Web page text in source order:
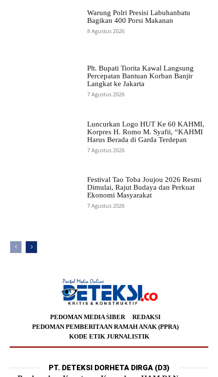
Warung Polri Presisi Labuhanbatu
Bagikan 400 Porsi Makanan
8 Agustus 2026
Plt. Bupati Tiorita Kawal Langsung
Percepatan Bantuan Korban Banjir
Langkat ke Jakarta
7 Agustus 2026
Luncurkan Logo HUT Ke 60 KAHMI,
Korpres H. Romo M. Syafii, “KAHMI
Harus Berada di Garda Terdepan
7 Agustus 2026
Festival Tao Toba Joujou 2026 Resmi
Dimulai, Rajut Budaya dan Perkuat
Ekonomi Masyarakat
7 Agustus 2026
PEDOMAN MEDIA SIBER
REDAKSI
PEDOMAN PEMBERITAAN RAMAH ANAK (PPRA)
KODE ETIK JURNALISTIK
PT. DETEKSI DORHETA DIRGA (D3)